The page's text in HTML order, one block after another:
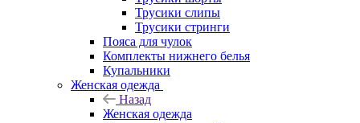
Трусики слипы
Трусики стринги
Пояса для чулок
Комплекты нижнего белья
Купальники
Женская одежда
Назад
Женская одежда